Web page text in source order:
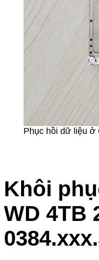
Phục hồi dữ liệu ở
Khôi
WD 4TB